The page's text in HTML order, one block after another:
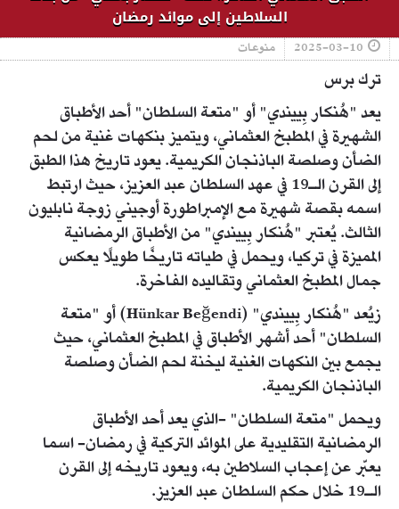
السلاطين إلى موائد رمضان
2025-03-10 منوعات
ترك برس
يعد "هُنكار بِييندي" أو "متعة السلطان" أحد الأطباق
الشهيرة في المطبخ العثماني، ويتميز بنكهات غنية من لحم
الضأن وصلصة الباذنجان الكريمية. يعود تاريخ هذا الطبق
إلى القرن الـ19 في عهد السلطان عبد العزيز، حيث ارتبط
اسمه بقصة شهيرة مع الإمبراطورة أوجيني زوجة نابليون
الثالث. يُعتبر "هُنكار بِييندي" من الأطباق الرمضانية
المميزة في تركيا، ويحمل في طياته تاريخًا طويلًا يعكس
جمال المطبخ العثماني وتقاليده الفاخرة.
زيُعد "هُنكار بِييندي" (Hünkar Beğendi) أو "متعة
السلطان" أحد أشهر الأطباق في المطبخ العثماني، حيث
يجمع بين النكهات الغنية ليخنة لحم الضأن وصلصة
الباذنجان الكريمية.
ويحمل "متعة السلطان" -الذي يعد أحد الأطباق
الرمضانية التقليدية على الموائد التركية في رمضان- اسما
يعبّر عن إعجاب السلاطين به، ويعود تاريخه إلى القرن
الـ19 خلال حكم السلطان عبد العزيز.